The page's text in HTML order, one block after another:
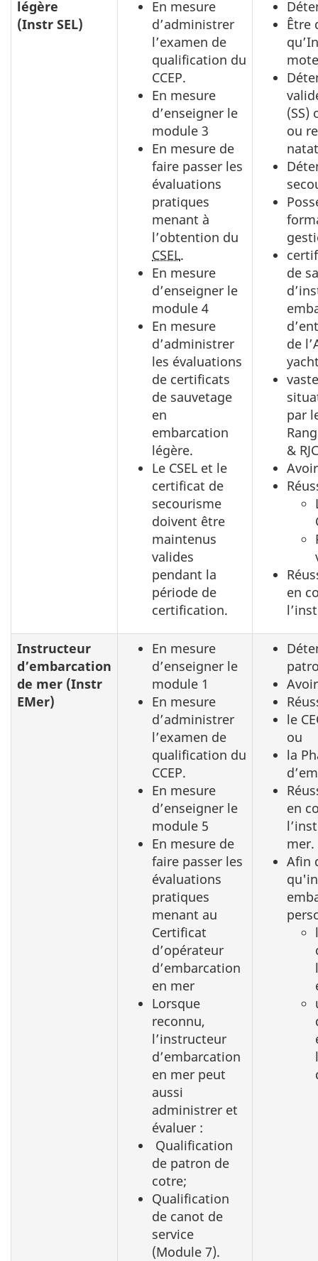
légère
(Instr SEL)
En mesure
d’administrer
l’examen de
qualification du
CCEP.
En mesure
d’enseigner le
module 3
En mesure de
faire passer les
évaluations
pratiques
menant à
l’obtention du
CSEL.
En mesure
d’enseigner le
module 4
En mesure
d’administrer
les évaluations
de certificats
de sauvetage
en
embarcation
légère.
Le CSEL et le
certificat de
secourisme
doivent être
maintenus
valides
pendant la
période de
certification.
Être
(SS)
ou
de
de
par
&
en
Instructeur
d’embarcation
de mer (Instr
EMer)
En mesure
d’enseigner le
module 1
En mesure
d’administrer
l’examen de
qualification du
CCEP.
En mesure
d’enseigner le
module 5
En mesure de
faire passer les
évaluations
pratiques
menant au
Certificat
d’opérateur
d’embarcation
en mer
Lorsque
reconnu,
l’instructeur
d’embarcation
en mer peut
aussi
administrer et
évaluer :
Qualification
de patron de
cotre;
Qualification
de canot de
service
(Module 7).
le
ou
la
en
mer.
Afin